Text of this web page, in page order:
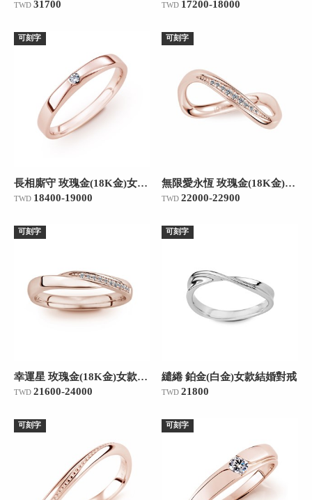
TWD 31700 TWD 17200-18000
可刻字
長相廝守 玫瑰金(18K金)女款結婚對戒
TWD 18400-19000
可刻字
無限愛永恆 玫瑰金(18K金)女款結婚對戒
TWD 22000-22900
可刻字
幸運星 玫瑰金(18K金)女款結婚對戒
TWD 21600-24000
可刻字
繾綣 鉑金(白金)女款結婚對戒
TWD 21800
可刻字 可刻字